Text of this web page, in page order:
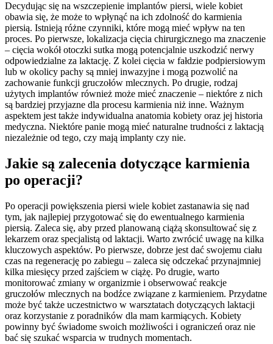
Decydując się na wszczepienie implantów piersi, wiele kobiet
obawia się, że może to wpłynąć na ich zdolność do karmienia
piersią. Istnieją różne czynniki, które mogą mieć wpływ na ten
proces. Po pierwsze, lokalizacja cięcia chirurgicznego ma znaczenie
– cięcia wokół otoczki sutka mogą potencjalnie uszkodzić nerwy
odpowiedzialne za laktację. Z kolei cięcia w fałdzie podpiersiowym
lub w okolicy pachy są mniej inwazyjne i mogą pozwolić na
zachowanie funkcji gruczołów mlecznych. Po drugie, rodzaj
użytych implantów również może mieć znaczenie – niektóre z nich
są bardziej przyjazne dla procesu karmienia niż inne. Ważnym
aspektem jest także indywidualna anatomia kobiety oraz jej historia
medyczna. Niektóre panie mogą mieć naturalne trudności z laktacją
niezależnie od tego, czy mają implanty czy nie.
Jakie są zalecenia dotyczące karmienia
po operacji?
Po operacji powiększenia piersi wiele kobiet zastanawia się nad
tym, jak najlepiej przygotować się do ewentualnego karmienia
piersią. Zaleca się, aby przed planowaną ciążą skonsultować się z
lekarzem oraz specjalistą od laktacji. Warto zwrócić uwagę na kilka
kluczowych aspektów. Po pierwsze, dobrze jest dać swojemu ciału
czas na regenerację po zabiegu – zaleca się odczekać przynajmniej
kilka miesięcy przed zajściem w ciążę. Po drugie, warto
monitorować zmiany w organizmie i obserwować reakcje
gruczołów mlecznych na bodźce związane z karmieniem. Przydatne
może być także uczestnictwo w warsztatach dotyczących laktacji
oraz korzystanie z poradników dla mam karmiących. Kobiety
powinny być świadome swoich możliwości i ograniczeń oraz nie
bać się szukać wsparcia w trudnych momentach.